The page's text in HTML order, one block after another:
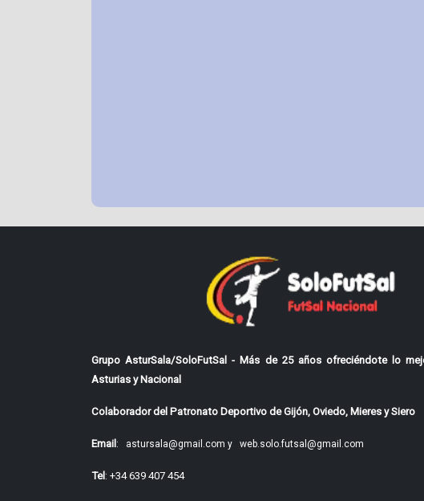
Grupo AsturSala/SoloFutSal - Más de 25 años ofreciéndote lo
Asturias y Nacional
Colaborador del Patronato Deportivo de Gijón, Oviedo, Mieres y Siero
Email : astursala@gmail.com y web.solo.futsal@gmail.com
Tel : +34 639 407 454